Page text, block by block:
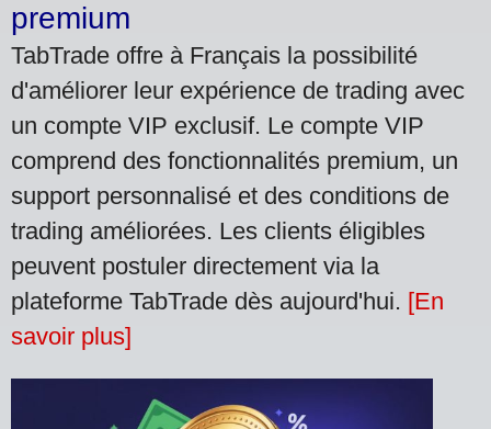
premium
TabTrade offre à Français la possibilité
d'améliorer leur expérience de trading avec
un compte VIP exclusif. Le compte VIP
comprend des fonctionnalités premium, un
support personnalisé et des conditions de
trading améliorées. Les clients éligibles
peuvent postuler directement via la
plateforme TabTrade dès aujourd'hui. [En
savoir plus]